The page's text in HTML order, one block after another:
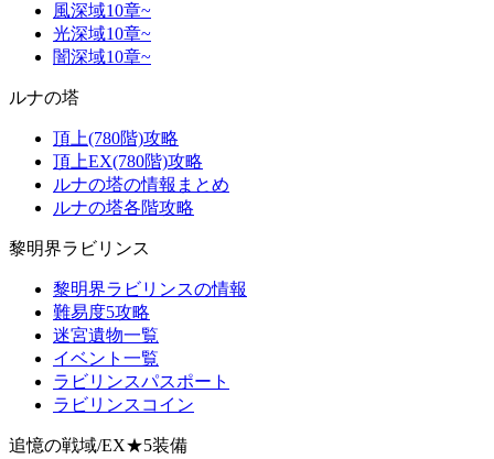
風深域10章~
光深域10章~
闇深域10章~
ルナの塔
頂上(780階)攻略
頂上EX(780階)攻略
ルナの塔の情報まとめ
ルナの塔各階攻略
黎明界ラビリンス
黎明界ラビリンスの情報
難易度5攻略
迷宮遺物一覧
イベント一覧
ラビリンスパスポート
ラビリンスコイン
追憶の戦域/EX★5装備